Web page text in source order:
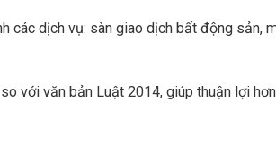
các dịch vụ: sàn giao dịch bất động sản,
với văn bản Luật 2014, giúp thuận lợi